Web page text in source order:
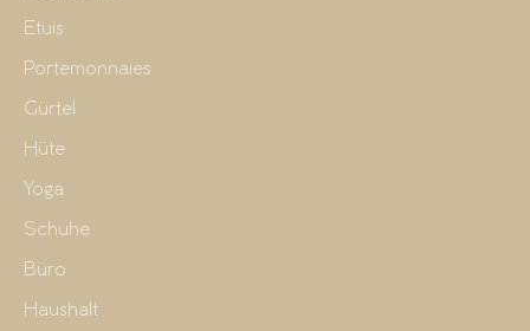
Etuis
Portemonnaies
Gürtel
Hüte
Yoga
Schuhe
Büro
Haushalt